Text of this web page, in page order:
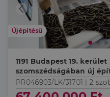
Újépítésű
1191 Budapest 19.
szomszédságában új
lakások hőszivattyús
műszaki tartalommal,
PR046903/LK/31701 |2